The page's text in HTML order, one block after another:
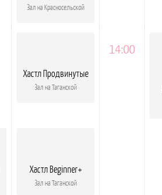
Зал на Красносельской
Хастл Продвинутые
Зал на Таганской
14:00
Хастл Beginner+
Зал на Таганской